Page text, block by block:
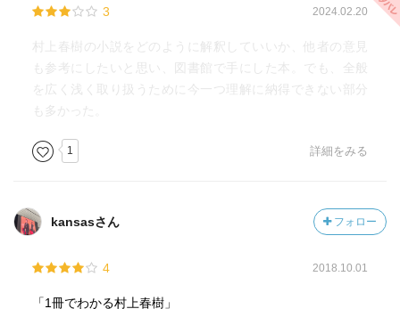
3 2024.02.20
村上春樹の小説をどのように解釈していいか、他者の意見
も参考にしたいと思い、図書館で手にした本。でも、全般
を広く浅く取り扱うために今一つ理解に納得できない部分
も多かった。
1 詳細をみる
kansasさん フォロー
4 2018.10.01
「1冊でわかる村上春樹」